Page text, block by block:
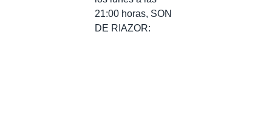
21:00 horas, SON
DE RIAZOR: